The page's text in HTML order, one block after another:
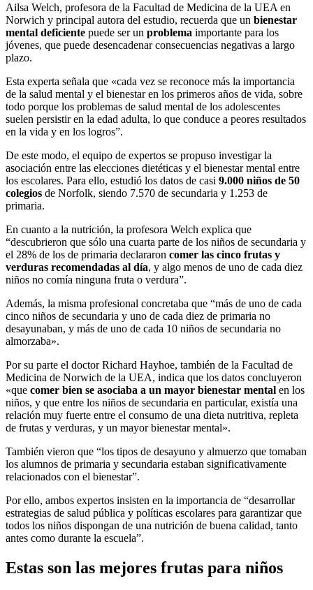
Ailsa Welch, profesora de la Facultad de Medicina de la UEA en
Norwich y principal autora del estudio, recuerda que un bienestar
mental deficiente puede ser un problema importante para los
jóvenes, que puede desencadenar consecuencias negativas a largo
plazo.
Esta experta señala que «cada vez se reconoce más la importancia
de la salud mental y el bienestar en los primeros años de vida, sobre
todo porque los problemas de salud mental de los adolescentes
suelen persistir en la edad adulta, lo que conduce a peores resultados
en la vida y en los logros”.
De este modo, el equipo de expertos se propuso investigar la
asociación entre las elecciones dietéticas y el bienestar mental entre
los escolares. Para ello, estudió los datos de casi 9.000 niños de 50
colegios de Norfolk, siendo 7.570 de secundaria y 1.253 de
primaria.
En cuanto a la nutrición, la profesora Welch explica que
“descubrieron que sólo una cuarta parte de los niños de secundaria y
el 28% de los de primaria declararon comer las cinco frutas y
verduras recomendadas al día, y algo menos de uno de cada diez
niños no comía ninguna fruta o verdura”.
Además, la misma profesional concretaba que “más de uno de cada
cinco niños de secundaria y uno de cada diez de primaria no
desayunaban, y más de uno de cada 10 niños de secundaria no
almorzaba».
Por su parte el doctor Richard Hayhoe, también de la Facultad de
Medicina de Norwich de la UEA, indica que los datos concluyeron
«que comer bien se asociaba a un mayor bienestar mental en los
niños, y que entre los niños de secundaria en particular, existía una
relación muy fuerte entre el consumo de una dieta nutritiva, repleta
de frutas y verduras, y un mayor bienestar mental».
También vieron que “los tipos de desayuno y almuerzo que tomaban
los alumnos de primaria y secundaria estaban significativamente
relacionados con el bienestar”.
Por ello, ambos expertos insisten en la importancia de “desarrollar
estrategias de salud pública y políticas escolares para garantizar que
todos los niños dispongan de una nutrición de buena calidad, tanto
antes como durante la escuela”.
Estas son las mejores frutas para niños